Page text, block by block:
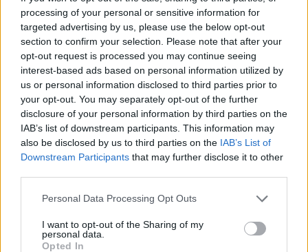
processing of your personal or sensitive information for
targeted advertising by us, please use the below opt-out
section to confirm your selection. Please note that after your
opt-out request is processed you may continue seeing
interest-based ads based on personal information utilized by
us or personal information disclosed to third parties prior to
your opt-out. You may separately opt-out of the further
disclosure of your personal information by third parties on the
IAB’s list of downstream participants. This information may
also be disclosed by us to third parties on the IAB’s List of
Downstream Participants that may further disclose it to other
Personal Data Processing Opt Outs
I want to opt-out of the Sharing of my
personal data.
Opted In